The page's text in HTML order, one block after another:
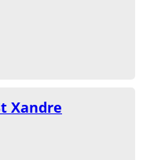
Xandre